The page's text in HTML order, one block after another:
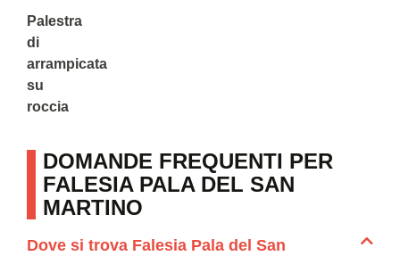
Palestra
di
arrampicata
su
roccia
DOMANDE FREQUENTI PER
FALESIA PALA DEL SAN
MARTINO
Dove si trova Falesia Pala del San